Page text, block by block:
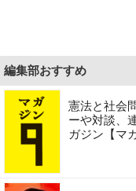
編集部おすすめ
憲法と社会
ーや対談、
ガジン【マ